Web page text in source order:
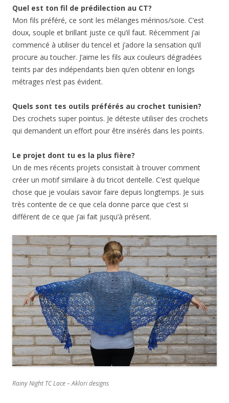
Quel est ton fil de prédilection au CT?
Mon fils préféré, ce sont les mélanges mérinos/soie. C’est
doux, souple et brillant juste ce qu’il faut. Récemment j’ai
commencé à utiliser du tencel et j’adore la sensation qu’il
procure au toucher. J’aime les fils aux couleurs dégradées
teints par des indépendants bien qu’en obtenir en longs
métrages n’est pas évident.
Quels sont tes outils préférés au crochet tunisien?
Des crochets super pointus. Je déteste utiliser des crochets
qui demandent un effort pour être insérés dans les points.
Le projet dont tu es la plus fière?
Un de mes récents projets consistait à trouver comment
créer un motif similaire à du tricot dentelle. C’est quelque
chose que je voulais savoir faire depuis longtemps. Je suis
très contente de ce que cela donne parce que c’est si
différent de ce que j’ai fait jusqu’à présent.
Rainy Night TC Lace – Aklori designs